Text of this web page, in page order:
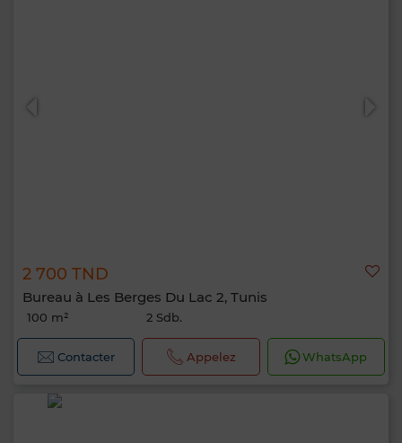
2 700 TND
Bureau à Les Berges Du Lac 2, Tunis
100 m² 2 Sdb.
Contacter Appelez WhatsApp